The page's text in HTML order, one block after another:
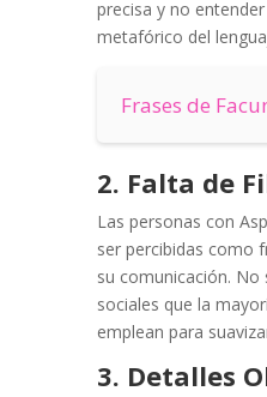
precisa y no
metafórico del
Frases de
2. Falta de
Las personas con
ser percibidas como
su comunicación.
sociales que la
emplean para
3. Detalles